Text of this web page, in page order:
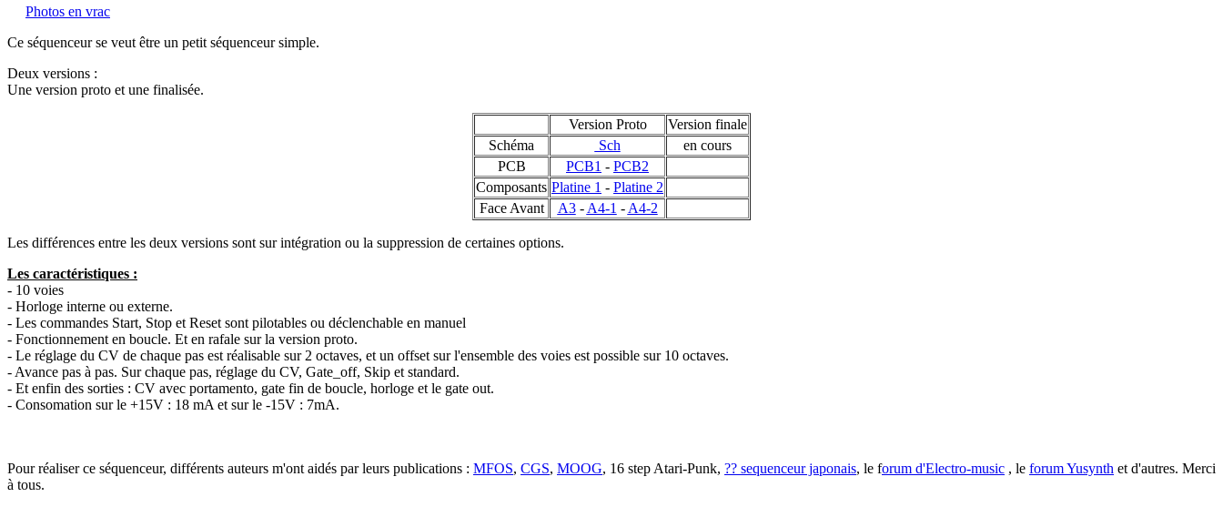
Photos en vrac
Ce séquenceur se veut être un petit séquenceur simple.
Deux versions :
Une version proto et une finalisée.
Version Proto
Version finale
Schéma
Sch
en cours
PCB
PCB1 - PCB2
Composants Platine 1 - Platine 2
Face Avant
A3- A4-1 - A4-2
Les différences entre les deux versions sont sur intégration ou la suppression de certaines options.
Les caractéristiques :
- 10 voies
- Horloge interne ou externe.
- Les commandes Start, Stop et Reset sont pilotables ou déclenchable en manuel
- Fonctionnement en boucle. Et en rafale sur la version proto.
- Le réglage du CV de chaque pas est réalisable sur 2 octaves, et un offset sur l'ensemble des voies est possible sur 10 octaves.
- Avance pas à pas. Sur chaque pas, réglage du CV, Gate_off, Skip et standard.
- Et enfin des sorties : CV avec portamento, gate fin de boucle, horloge et le gate out.
- Consomation sur le +15V : 18 mA et sur le -15V : 7mA.
Pour réaliser ce séquenceur, différents auteurs m'ont aidés par leurs publications : MFOS, CGS, MOOG, 16 step Atari-Punk, ?? sequenceur japonais, le forum d'Electro-music , le forum Yusynth et d'autres. Merci
à tous.